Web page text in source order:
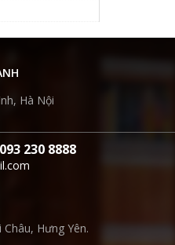
Hà Nội
230 8888
Hưng Yên.